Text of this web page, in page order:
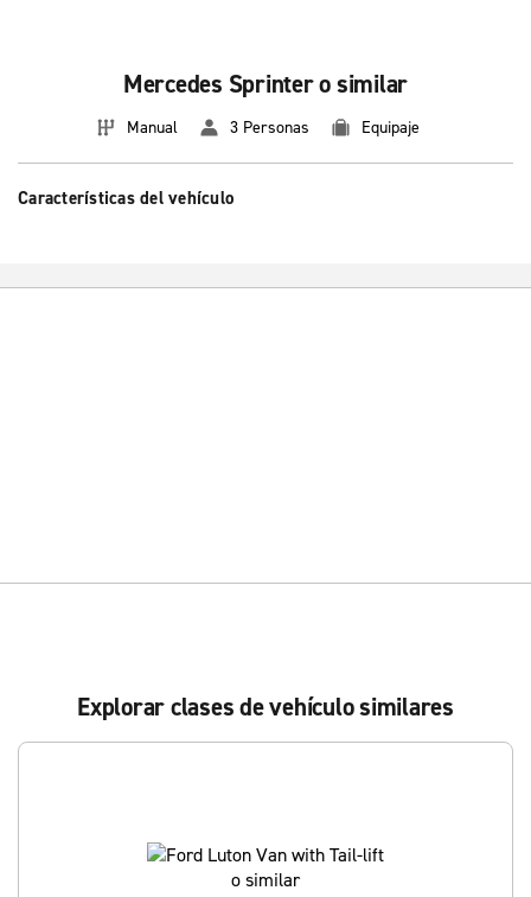
Mercedes Sprinter o similar
Manual 3 Personas Equipaje
Características del vehículo
Explorar clases de vehículo similares